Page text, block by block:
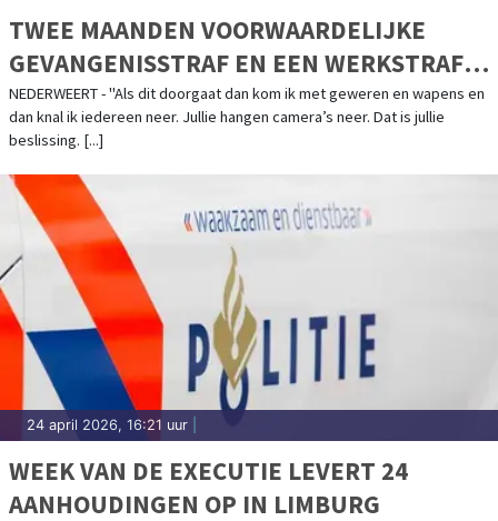
TWEE MAANDEN VOORWAARDELIJKE
GEVANGENISSTRAF EN EEN WERKSTRAF
VOOR MAN DIE MEDEWERKERS GEMEENTE
NEDERWEERT BEDREIGT
NEDERWEERT - "Als dit doorgaat dan kom ik met geweren en wapens en
dan knal ik iedereen neer. Jullie hangen camera’s neer. Dat is jullie
beslissing. [...]
24 april 2026, 16:21 uur
WEEK VAN DE EXECUTIE LEVERT 24
AANHOUDINGEN OP IN LIMBURG